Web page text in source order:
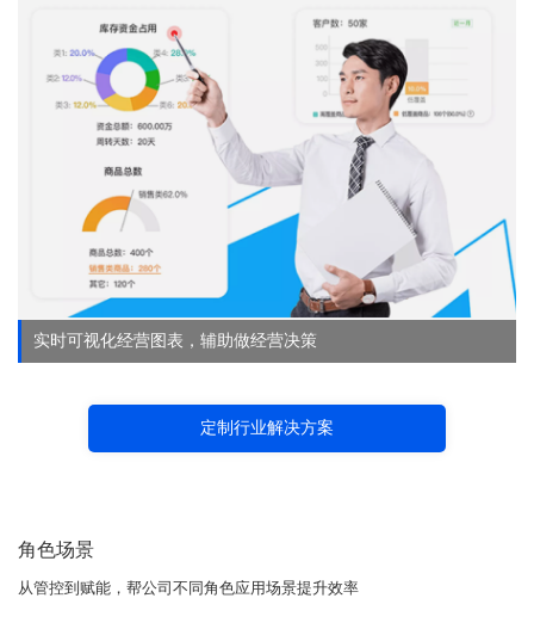
实时可视化经营图表，辅助做经营决策
定制行业解决方案
角色场景
从管控到赋能，帮公司不同角色应用场景提升效率